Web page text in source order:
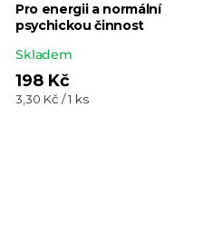
Pro energii a normální
psychickou činnost
Průměrné
hodnocení
produktu
Skladem
198 Kč
Měrná
3,30 Kč / 1 ks